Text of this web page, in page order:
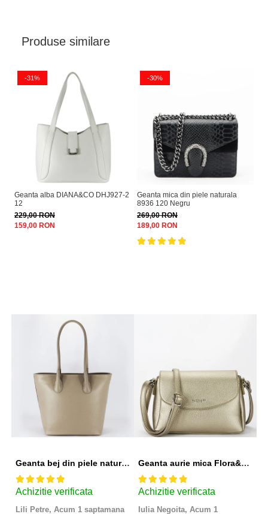
Produse similare
-31%
Geanta alba DIANA&CO DHJ927-2
12
229,00 RON
159,00 RON
-30%
Geanta mica din piele naturala
8936 120 Negru
269,00 RON
189,00 RON
Geanta bej din piele naturala 8966 123
Achizitie verificata
Lili Petre, Acum 1 saptamana
Geanta aurie mica Flora&CO Paris H6930 16
Achizitie verificata
Iulia Negoita, Acum 1